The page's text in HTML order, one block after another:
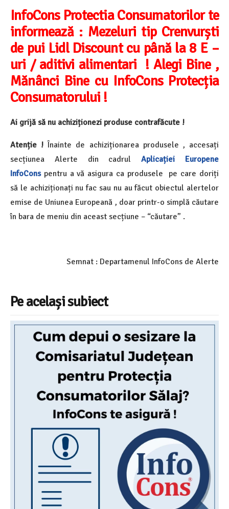
InfoCons Protectia Consumatorilor te
informează : Mezeluri tip Crenvurști
de pui Lidl Discount cu până la 8 E –
uri / aditivi alimentari ! Alegi Bine ,
Mănânci Bine cu InfoCons Protecția
Consumatorului !
Ai grijă să nu achiziționezi produse contrafăcute !
Atenție !Înainte de achiziționarea produsele , accesați
secțiunea Alerte din cadrulAplicației Europene
InfoConspentru a vă asigura ca produsele pe care doriți
să le achiziționați nu fac sau nu au făcut obiectul alertelor
emise de Uniunea Europeană , doar printr-o simplă căutare
în bara de meniu din aceast secțiune – “căutare” .
Semnat : Departamenul InfoCons de Alerte
Pe același subiect